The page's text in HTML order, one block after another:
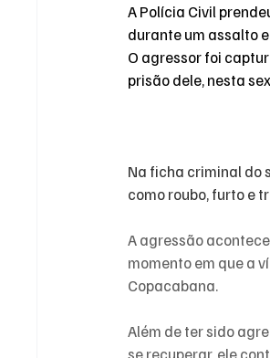
A Polícia Civil
durante um assalto
O agressor foi
prisão dele, nesta
Na ficha criminal do
como roubo, furto e
A agressão
momento em que a
Copacabana.
Além de ter sido
se recuperar, ele